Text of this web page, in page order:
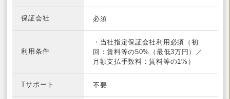
保証会社 必須
利用条件
・当社指定保証会社利用必須（初
回：賃料等の50%（最低3万円）／
月額支払手数料：賃料等の1%）
Tサポート 不要